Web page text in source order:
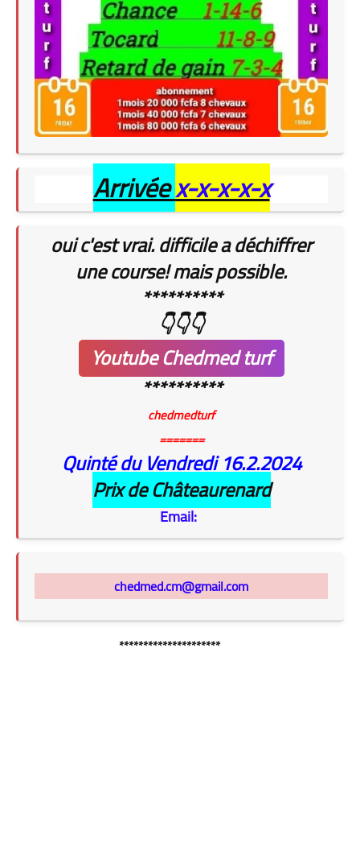
Arrivéex-x-x-x-x
oui c'est vrai. difficile a déchiffrer
une course!mais possible.
**********
👇👇👇
Youtube Chedmed turf
**********
chedmedturf
=======
Quinté du Vendredi 16.2.2024
Prix de Châteaurenard
Email:
chedmed.cm@gmail.com
*********************